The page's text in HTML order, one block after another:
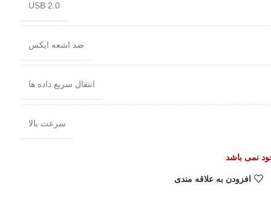
USB 2.0
ضد اشعه ایکس
انتقال سریع داده ها
سرعت بالا
نمی باشد
افزودن به علاقه مندی